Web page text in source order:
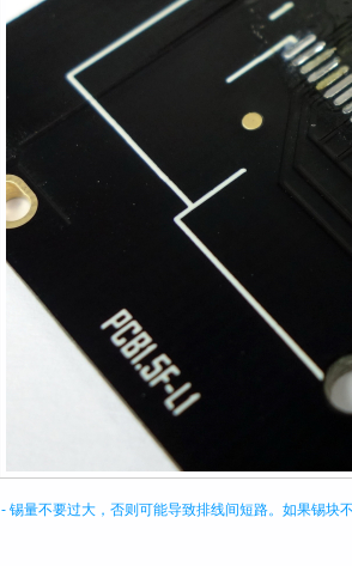
- 锡量不要过大，否则可能导致排线间短路。如果锡块